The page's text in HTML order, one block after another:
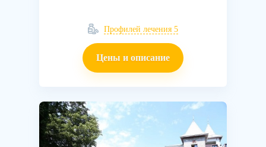
Профилей лечения 5
Цены и описание